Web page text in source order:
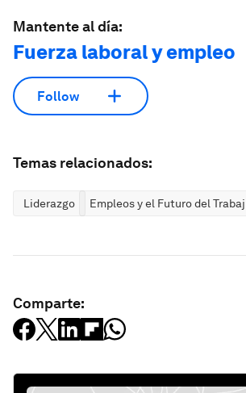
Mantente al día:
Fuerza laboral y empleo
Follow
Temas relacionados:
Liderazgo Empleos y el Futuro del Trabajo
Comparte: